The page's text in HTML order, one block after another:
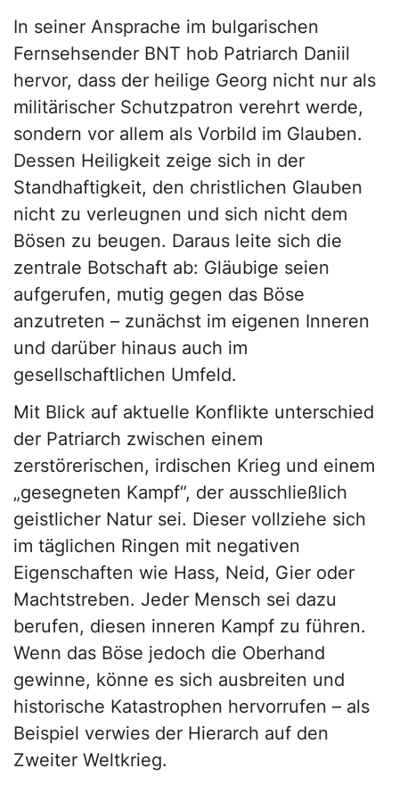
In seiner Ansprache im bulgarischen
Fernsehsender BNT hob Patriarch Daniil
hervor, dass der heilige Georg nicht nur als
militärischer Schutzpatron verehrt werde,
sondern vor allem als Vorbild im Glauben.
Dessen Heiligkeit zeige sich in der
Standhaftigkeit, den christlichen Glauben
nicht zu verleugnen und sich nicht dem
Bösen zu beugen. Daraus leite sich die
zentrale Botschaft ab: Gläubige seien
aufgerufen, mutig gegen das Böse
anzutreten – zunächst im eigenen Inneren
und darüber hinaus auch im
gesellschaftlichen Umfeld.
Mit Blick auf aktuelle Konflikte unterschied
der Patriarch zwischen einem
zerstörerischen, irdischen Krieg und einem
„gesegneten Kampf“, der ausschließlich
geistlicher Natur sei. Dieser vollziehe sich
im täglichen Ringen mit negativen
Eigenschaften wie Hass, Neid, Gier oder
Machtstreben. Jeder Mensch sei dazu
berufen, diesen inneren Kampf zu führen.
Wenn das Böse jedoch die Oberhand
gewinne, könne es sich ausbreiten und
historische Katastrophen hervorrufen – als
Beispiel verwies der Hierarch auf den
Zweiter Weltkrieg.